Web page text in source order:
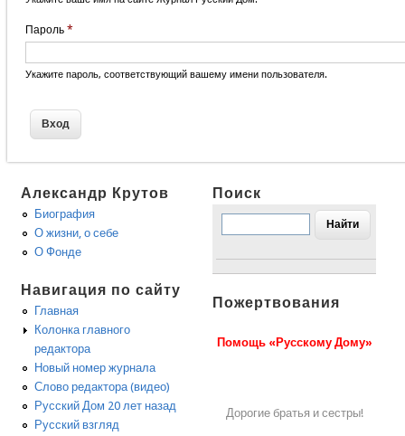
Пароль *
Укажите пароль, соответствующий вашему имени пользователя.
Александр Крутов
Биография
О жизни, о себе
О Фонде
Навигация по сайту
Главная
Колонка главного
редактора
Новый номер журнала
Слово редактора (видео)
Русский Дом 20 лет назад
Русский взгляд
Поиск
Пожертвования
Помощь «Русскому Дому»
Дорогие братья и сестры!